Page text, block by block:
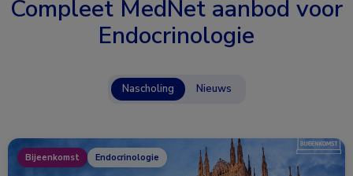
Compleet MedNet aanbod voor
Endocrinologie
Nascholing Nieuws
Bijeenkomst Endocrinologie